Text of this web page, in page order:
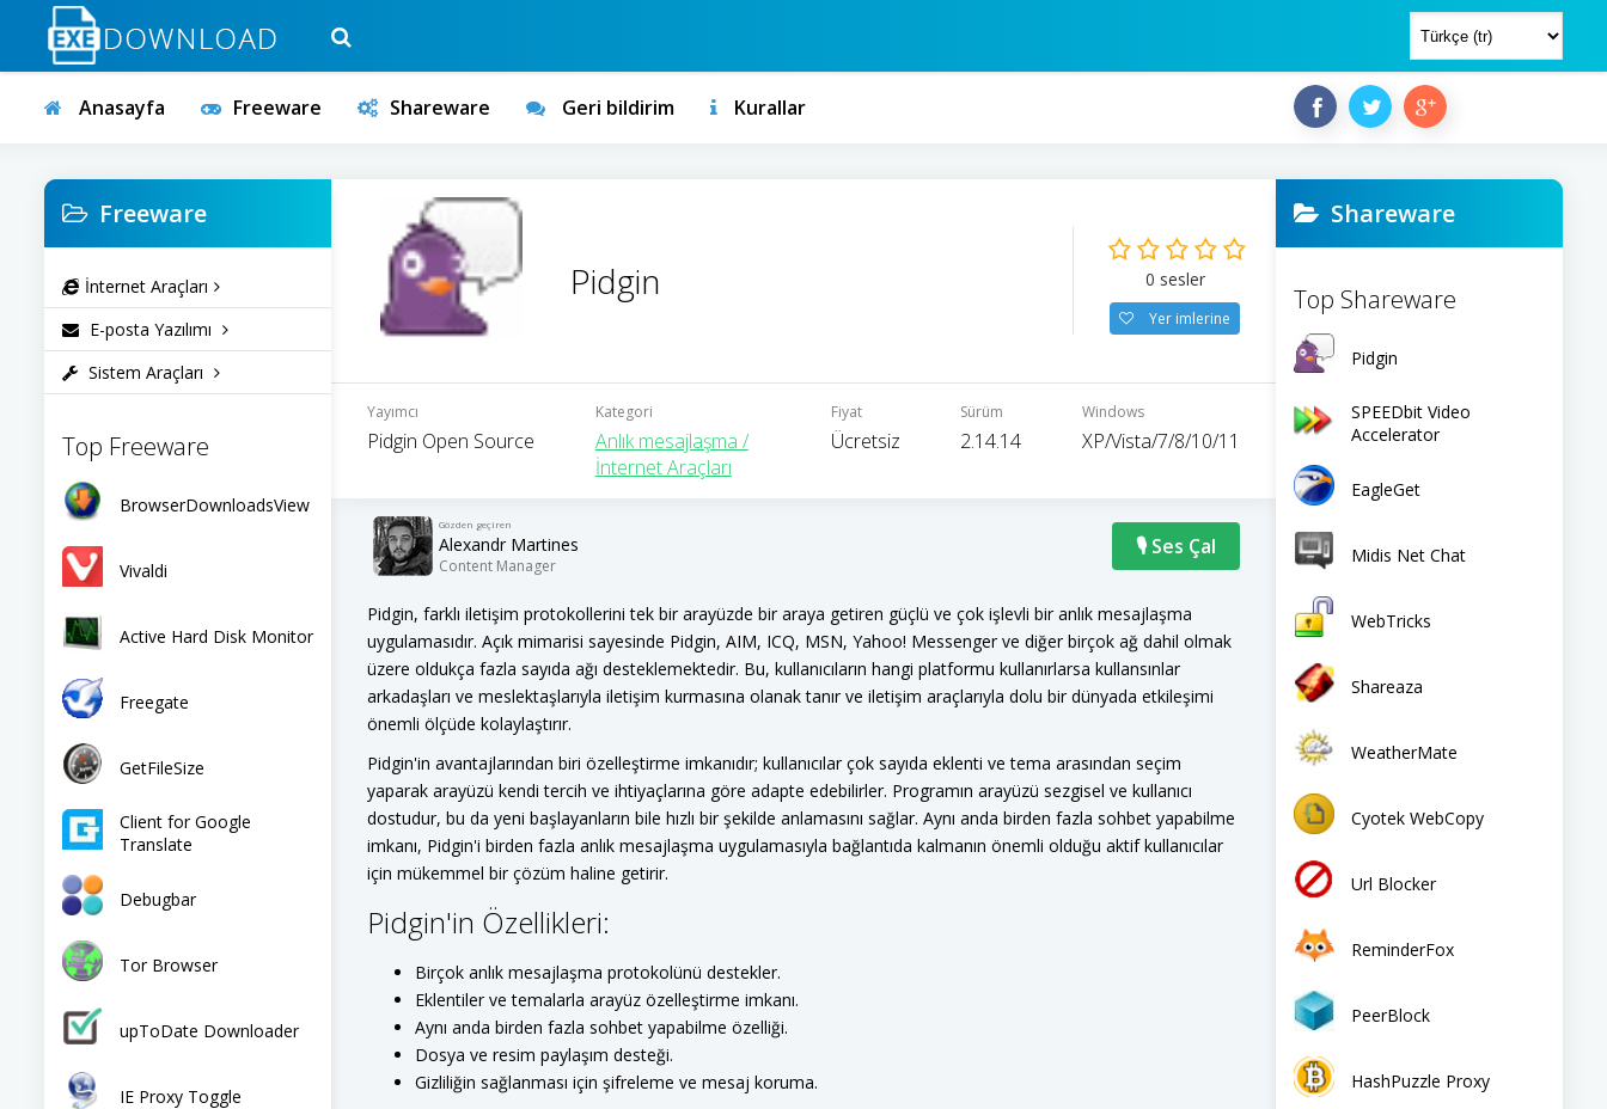
Anasayfa Freeware Shareware Geri bildirim Kurallar
Freeware
İnternet Araçları
E-posta Yazılımı
Sistem Araçları
Top Freeware
BrowserDownloadsView
Vivaldi
Active Hard Disk Monitor
Freegate
GetFileSize
Client for Google
Translate
Debugbar
Tor Browser
upToDate Downloader
IE Proxy Toggle
Pidgin 0 sesler
Yer imlerine
Yayımcı
Pidgin Open Source
Kategori
Anlık mesajlaşma /
İnternet Araçları
Fiyat
Ücretsiz
Sürüm
2.14.14
Windows
XP/Vista/7/8/10/11
🎙 Ses Çal
Gözden geçiren
Alexandr Martines
Content Manager
Pidgin, farklı iletişim protokollerini tek bir arayüzde bir araya getiren güçlü ve çok işlevli bir anlık mesajlaşma
uygulamasıdır. Açık mimarisi sayesinde Pidgin, AIM, ICQ, MSN, Yahoo! Messenger ve diğer birçok ağ dahil olmak
üzere oldukça fazla sayıda ağı desteklemektedir. Bu, kullanıcıların hangi platformu kullanırlarsa kullansınlar
arkadaşları ve meslektaşlarıyla iletişim kurmasına olanak tanır ve iletişim araçlarıyla dolu bir dünyada etkileşimi
önemli ölçüde kolaylaştırır.
Pidgin'in avantajlarından biri özelleştirme imkanıdır; kullanıcılar çok sayıda eklenti ve tema arasından seçim
yaparak arayüzü kendi tercih ve ihtiyaçlarına göre adapte edebilirler. Programın arayüzü sezgisel ve kullanıcı
dostudur, bu da yeni başlayanların bile hızlı bir şekilde anlamasını sağlar. Aynı anda birden fazla sohbet yapabilme
imkanı, Pidgin'i birden fazla anlık mesajlaşma uygulamasıyla bağlantıda kalmanın önemli olduğu aktif kullanıcılar
için mükemmel bir çözüm haline getirir.
Pidgin'in Özellikleri:
Birçok anlık mesajlaşma protokolünü destekler.
Eklentiler ve temalarla arayüz özelleştirme imkanı.
Aynı anda birden fazla sohbet yapabilme özelliği.
Dosya ve resim paylaşım desteği.
Gizliliğin sağlanması için şifreleme ve mesaj koruma.
Shareware
Top Shareware
Pidgin
SPEEDbit Video
Accelerator
EagleGet
Midis Net Chat
WebTricks
Shareaza
WeatherMate
Cyotek WebCopy
Url Blocker
ReminderFox
PeerBlock
HashPuzzle Proxy